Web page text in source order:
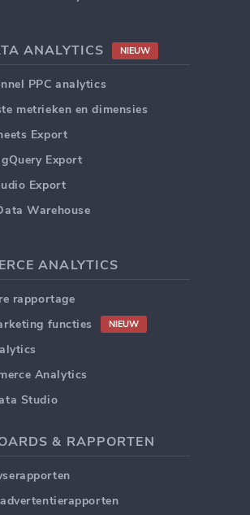
ANALYTICS NIEUW
PPC analytics
metrieken en dimensies
Export
Export
Export
Warehouse
ANALYTICS
rapportage
functies
NIEUW
Analytics
Studio
& RAPPORTEN